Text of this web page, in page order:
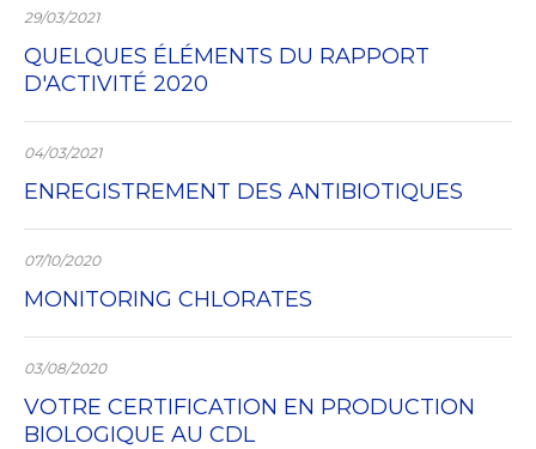
29/03/2021
QUELQUES ÉLÉMENTS DU RAPPORT
D'ACTIVITÉ 2020
04/03/2021
ENREGISTREMENT DES ANTIBIOTIQUES
07/10/2020
MONITORING CHLORATES
03/08/2020
VOTRE CERTIFICATION EN PRODUCTION
BIOLOGIQUE AU CDL